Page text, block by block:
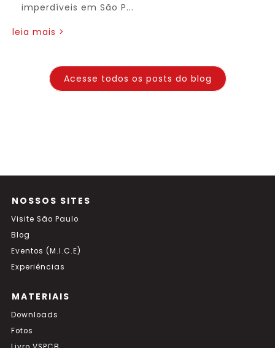
imperdíveis em São P...
leia mais >
Acesse todos os posts do blog
NOSSOS SITES
Visite São Paulo
Blog
Eventos (M.I.C.E)
Experiências
MATERIAIS
Downloads
Fotos